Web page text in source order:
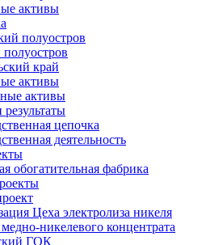
активы
полуостров
край
активы
активы
цепочка
деятельность
обогатительная фабрика
Цеха электролиза никеля
никелевого концентрата
ГОК